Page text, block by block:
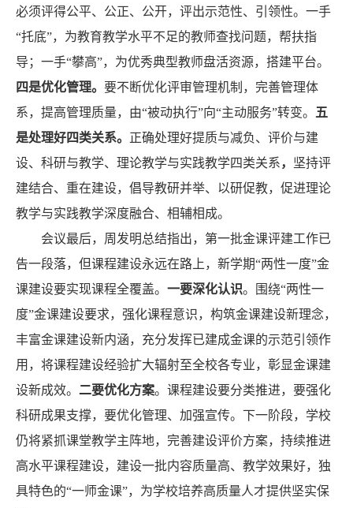
必须评得公平、公正、公开，评出示范性、引领性。一手
“托底”，为教育教学水平不足的教师查找问题，帮扶指
导；一手“攀高”，为优秀典型教师盘活资源，搭建平台。
四是优化管理。 要不断优化评审管理机制，完善管理体
系，提高管理质量，由“被动执行”向“主动服务”转变。
五
是处理好四类关系。 正确处理好提质与减负、评价与建
设、科研与教学、理论教学与实践教学四类关系， 坚持评
建结合、重在建设，倡导教研并举、以研促教，促进理论
教学与实践教学深度融合、相辅相成。
会议最后，周发明总结指出，第一批金课评建工作已
告一段落，但课程建设永远在路上，新学期“两性一度”金
课建设要实现课程全覆盖。 一要深化认识。围绕“两性一
度”金课建设要求，强化课程意识，构筑金课建设新理念，
丰富金课建设新内涵，充分发挥已建成金课的示范引领作
用，将课程建设经验扩大辐射至全校各专业，彰显金课建
设新成效。 二要优化方案。课程建设要分类推进，要强化
科研成果支撑，要优化管理、加强宣传。下一阶段，学校
仍将紧抓课堂教学主阵地，完善建设评价方案，持续推进
高水平课程建设，建设一批内容质量高、教学效果好，独
具特色的“一师金课”，为学校培养高质量人才提供坚实保